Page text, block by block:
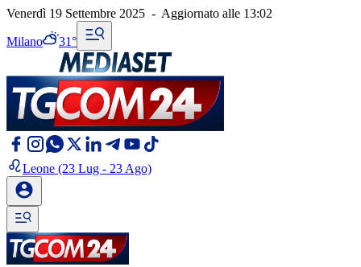
Venerdì 19 Settembre 2025 - Aggiornato alle 13:02
Milano 31°
Leone (23 Lug - 23 Ago)